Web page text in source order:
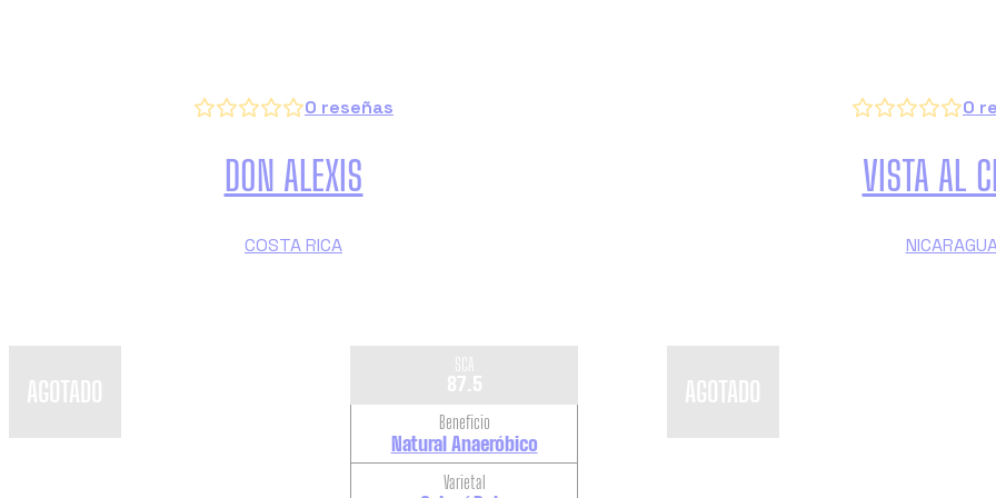
0 reseñas
DON ALEXIS
COSTA RICA
0
VISTA AL
AGOTADO
SCA
87.5
Beneficio
Natural Anaeróbico
Varietal
AGOTADO